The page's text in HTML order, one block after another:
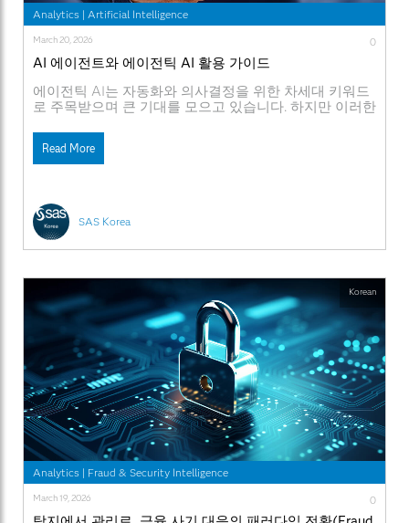
Analytics | Artificial Intelligence
SAS Korea
March 20, 2026 0
AI 에이전트와 에이전틱 AI 활용 가이드
에이전틱 AI는 자동화와 의사결정을 위한 차세대 키워드
로 주목받으며 큰 기대를 모으고 있습니다. 하지만 이러한
다. 가트너(Gartner)는 비용 급증, 불분명한 비즈니스 가
치, 부적절한 리스크 관리 등의 이유로 에이전틱 AI 프로
젝트의 40% 이상이 2027년 말까지 중단될 것이라고 경고
Read More
Analytics | Fraud & Security Intelligence
March 19, 2026 0
Korean